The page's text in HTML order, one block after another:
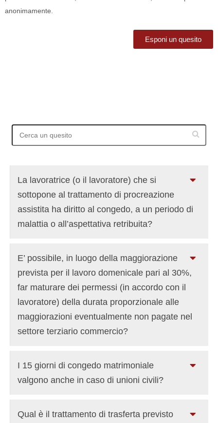
anonimamente.
Esponi un quesito
La lavoratrice (o il lavoratore) che si
sottopone al trattamento di procreazione
assistita ha diritto al congedo, a un periodo di
malattia o all’aspettativa retribuita?
E’ possibile, in luogo della maggiorazione
prevista per il lavoro domenicale pari al 30%,
far maturare dei permessi (in accordo con il
lavoratore) della durata proporzionale alle
maggiorazioni eventualmente non pagate nel
settore terziario commercio?
I 15 giorni di congedo matrimoniale
valgono anche in caso di unioni civili?
Qual è il trattamento di trasferta previsto